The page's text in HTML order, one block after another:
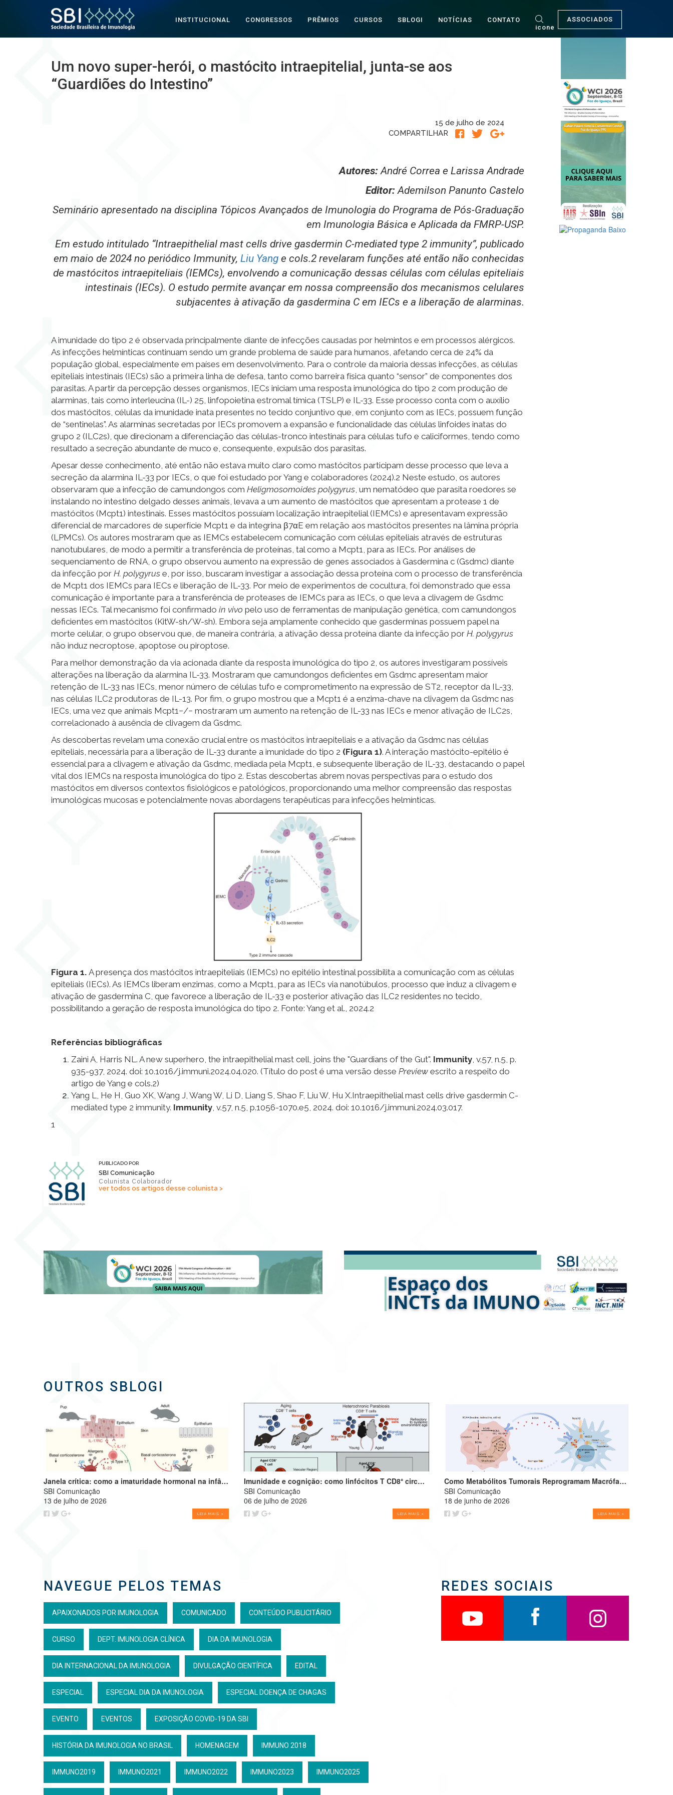
INSTITUCIONAL CONGRESSOS PRÊMIOS CURSOS SBLOGI NOTÍCIAS
CONTATO
icone
ASSOCIADOS
Um novo super-herói, o mastócito intraepitelial, junta-se aos
“Guardiões do Intestino”
15 de julho de 2024
COMPARTILHAR
Autores: André Correa e Larissa Andrade
Editor:Ademilson Panunto Castelo
Seminário apresentado na disciplina Tópicos Avançados de Imunologia do Programa de Pós-Graduação
em Imunologia Básica e Aplicada da FMRP-USP.
Em estudo intitulado “Intraepithelial mast cells drive gasdermin C-mediated type 2 immunity”, publicado
em maio de 2024 no periódico Immunity, Liu Yange cols.2revelaram funções até então não conhecidas
de mastócitos intraepiteliais (IEMCs), envolvendo a comunicação dessas células com células epiteliais
intestinais (IECs). O estudo permite avançar em nossa compreensão dos mecanismos celulares
subjacentes à ativação da gasdermina C em IECs e a liberação de alarminas.
A imunidade do tipo 2 é observada principalmente diante de infecções causadas por helmintos e em processos alérgicos.
As infecções helmínticas continuam sendo um grande problema de saúde para humanos, afetando cerca de 24% da
população global, especialmente em países em desenvolvimento. Para o controle da maioria dessas infecções, as células
epiteliais intestinais (IECs) são a primeira linha de defesa, tanto como barreira física quanto “sensor” de componentes dos
parasitas. A partir da percepção desses organismos, IECs iniciam uma resposta imunológica do tipo 2 com produção de
alarminas, tais como interleucina (IL-) 25, linfopoietina estromal tímica (TSLP) e IL-33. Esse processo conta com o auxílio
dos mastócitos, células da imunidade inata presentes no tecido conjuntivo que, em conjunto com as IECs, possuem função
de “sentinelas”. As alarminas secretadas por IECs promovem a expansão e funcionalidade das células linfoides inatas do
grupo 2 (ILC2s), que direcionam a diferenciação das células-tronco intestinais para células tufo e caliciformes, tendo como
resultado a secreção abundante de muco e, consequente, expulsão dos parasitas.
Apesar desse conhecimento, até então não estava muito claro como mastócitos participam desse processo que leva a
secreção da alarmina IL-33 por IECs, o que foi estudado por Yang e colaboradores (2024).2 Neste estudo, os autores
observaram que a infecção de camundongos com Heligmosomoides polygyrus, um nematódeo que parasita roedores se
instalando no intestino delgado desses animais, levava a um aumento de mastócitos que apresentam a protease 1 de
mastócitos (Mcpt1) intestinais. Esses mastócitos possuíam localização intraepitelial (IEMCs) e apresentavam expressão
diferencial de marcadores de superfície Mcpt1 e da integrina β7αE em relação aos mastócitos presentes na lâmina própria
(LPMCs). Os autores mostraram que as IEMCs estabelecem comunicação com células epiteliais através de estruturas
nanotubulares, de modo a permitir a transferência de proteínas, tal como a Mcpt1, para as IECs. Por análises de
sequenciamento de RNA, o grupo observou aumento na expressão de genes associados à Gasdermina c (Gsdmc) diante
da infecção por H. polygyrus e, por isso, buscaram investigar a associação dessa proteína com o processo de transferência
de Mcpt1 dos IEMCs para IECs e liberação de IL-33. Por meio de experimentos de cocultura, foi demonstrado que essa
comunicação é importante para a transferência de proteases de IEMCs para as IECs, o que leva a clivagem de Gsdmc
nessas IECs. Tal mecanismo foi confirmado in vivo pelo uso de ferramentas de manipulação genética, com camundongos
deficientes em mastócitos (KitW-sh/W-sh). Embora seja amplamente conhecido que gasderminas possuem papel na
morte celular, o grupo observou que, de maneira contrária, a ativação dessa proteína diante da infecção por H. polygyrus
não induz necroptose, apoptose ou piroptose.
Para melhor demonstração da via acionada diante da resposta imunológica do tipo 2, os autores investigaram possíveis
alterações na liberação da alarmina IL-33. Mostraram que camundongos deficientes em Gsdmc apresentam maior
retenção de IL-33 nas IECs, menor número de células tufo e comprometimento na expressão de ST2, receptor da IL-33,
nas células ILC2 produtoras de IL-13. Por fim, o grupo mostrou que a Mcpt1 é a enzima-chave na clivagem da Gsdmc nas
IECs, uma vez que animais Mcpt1−/− mostraram um aumento na retenção de IL-33 nas IECs e menor ativação de ILC2s,
correlacionado à ausência de clivagem da Gsdmc.
As descobertas revelam uma conexão crucial entre os mastócitos intraepiteliais e a ativação da Gsdmc nas células
epiteliais, necessária para a liberação de IL-33 durante a imunidade do tipo 2 (Figura 1). A interação mastócito-epitélio é
essencial para a clivagem e ativação da Gsdmc, mediada pela Mcpt1, e subsequente liberação de IL-33, destacando o papel
vital dos IEMCs na resposta imunológica do tipo 2. Estas descobertas abrem novas perspectivas para o estudo dos
mastócitos em diversos contextos fisiológicos e patológicos, proporcionando uma melhor compreensão das respostas
imunológicas mucosas e potencialmente novas abordagens terapêuticas para infecções helmínticas.
Figura 1. A presença dos mastócitos intraepiteliais (IEMCs) no epitélio intestinal possibilita a comunicação com as células
epiteliais (IECs). As IEMCs liberam enzimas, como a Mcpt1, para as IECs via nanotúbulos, processo que induz a clivagem e
ativação de gasdermina C, que favorece a liberação de IL-33 e posterior ativação das ILC2 residentes no tecido,
possibilitando a geração de resposta imunológica do tipo 2. Fonte: Yang et al., 2024.2
Referências bibliográficas
Zaini A, Harris NL. A new superhero, the intraepithelial mast cell, joins the "Guardians of the Gut". Immunity, v.57, n.5, p.
935-937, 2024. doi: 10.1016/j.immuni.2024.04.020. (Título do post é uma versão desse Preview escrito a respeito do
artigo de Yang e cols.2)
Yang L, He H, Guo XK, Wang J, Wang W, Li D, Liang S, Shao F, Liu W, Hu X.Intraepithelial mast cells drive gasdermin C-
mediated type 2 immunity. Immunity, v.57, n.5, p.1056-1070.e5, 2024. doi: 10.1016/j.immuni.2024.03.017.
1
PUBLICADO POR
SBI Comunicação
Colunista Colaborador
ver todos os artigos desse colunista >
OUTROS SBLOGI
Janela crítica: como a imaturidade hormonal na infância amplifica alergias e programa o futuro do sistema imune
SBI Comunicação
13 de julho de 2026
LEIA MAIS >
Imunidade e cognição: como linfócitos T CD8⁺ circulantes envelhecidos podem impulsionar o declínio cognitivo
SBI Comunicação
06 de julho de 2026
LEIA MAIS >
Como Metabólitos Tumorais Reprogramam Macrófagos e Favorecem o Crescimento Tumoral
SBI Comunicação
18 de junho de 2026
LEIA MAIS >
NAVEGUE PELOS TEMAS
APAIXONADOS POR IMUNOLOGIA COMUNICADO CONTEÚDO PUBLICITÁRIO
CURSO DEPT. IMUNOLOGIA CLÍNICA DIA DA IMUNOLOGIA
DIA INTERNACIONAL DA IMUNOLOGIA DIVULGAÇÃO CIENTÍFICA EDITAL
ESPECIAL ESPECIAL DIA DA IMUNOLOGIA ESPECIAL DOENÇA DE CHAGAS
EVENTO EVENTOS EXPOSIÇÃO COVID-19 DA SBI
HISTÓRIA DA IMUNOLOGIA NO BRASIL HOMENAGEM IMMUNO 2018
IMMUNO2019 IMMUNO2021 IMMUNO2022 IMMUNO2023 IMMUNO2025
REDES SOCIAIS